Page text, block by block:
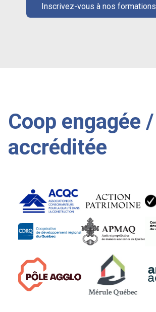
Inscrivez-vous à nos formations
Coop engagée /
accréditée